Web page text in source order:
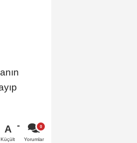
A
Küçült Yorumlar